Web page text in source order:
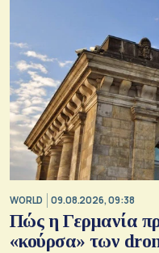
WORLD 09.08.2026, 09:38
Πώς η Γερμανία
«κούρσα» των